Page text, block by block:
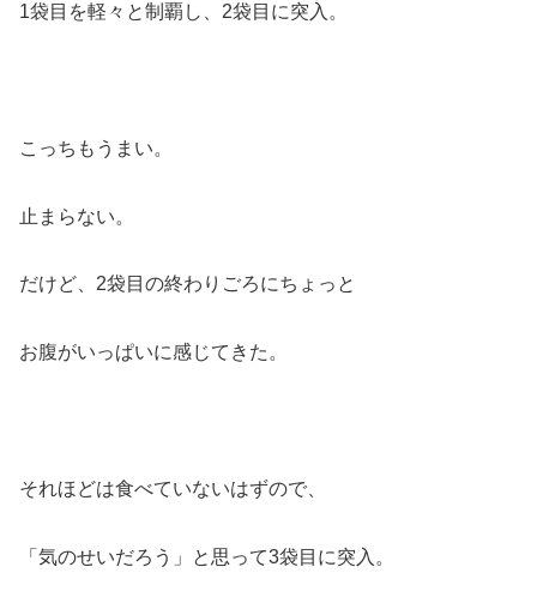
1袋目を軽々と制覇し、2袋目に突入。
こっちもうまい。
止まらない。
だけど、2袋目の終わりごろにちょっと
お腹がいっぱいに感じてきた。
それほどは食べていないはずので、
「気のせいだろう」と思って3袋目に突入。